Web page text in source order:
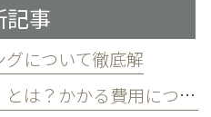
記事
について徹底解
■歯医者の「歯石取り」とは？かかる費用について